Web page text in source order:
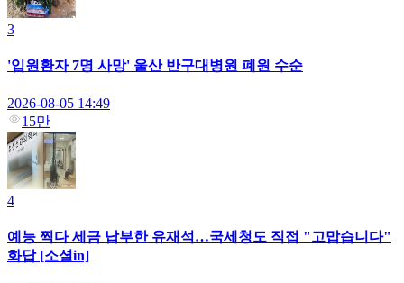
3
'입원환자 7명 사망' 울산 반구대병원 폐원 수순
2026-08-05 14:49
15만
4
예능 찍다 세금 납부한 유재석…국세청도 직접 "고맙습니다"
화답 [소셜in]